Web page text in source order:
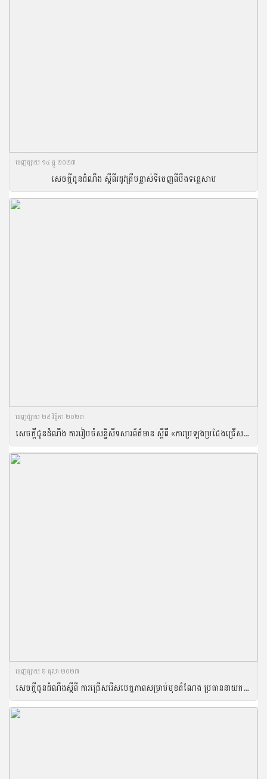
ចេញ​ផ្សាយ​ ១៤ ធ្នូ ២០២៣
សេចក្តីជូនដំណឹង ស្តីពីរដូវត្រីបន្លាស់ទីចេញពីបឹងទន្លេសាប
ចេញ​ផ្សាយ​ ២៩ វិច្ឆិកា ២០២៣
សេចក្តីជូនដំណឹង ការរៀបចំសន្និសីទសារព័ត៌មាន ស្ដីពី «ការប្រឡងប្រជែងជ្រើសរើសមន្ត្រីកសិកម្មឃុំ ឆ្នាំ២០២៣»
ចេញ​ផ្សាយ​ ៦ តុលា ២០២៣
សេចក្តីជូនដំណឹងស្តីពី ការជ្រើសរើសបេក្ខភាពសម្រាប់មុខតំណែង ប្រធាននាយកដ្ឋានរដ្ឋបាល ផែនការ គណនេយ្យ និងសហប្រតិបត្តិការអន្តរជាតិ នៃអគ្គនាយកដ្ឋានកសិកម្ម របស់ក្រសួងកសិកម្ម រុក្ខាប្រមាញ់ និងនេសាទ